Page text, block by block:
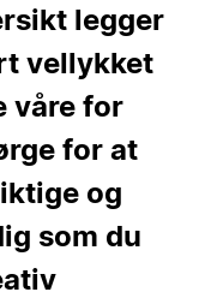
legger
vellykket
våre for
for at
og
som du